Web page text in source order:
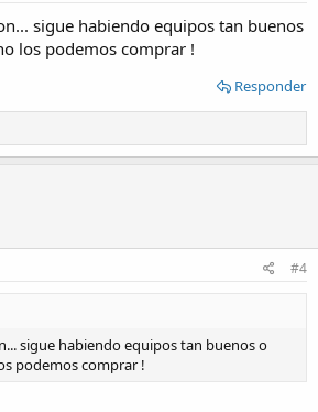
sigue habiendo equipos tan buenos
los podemos comprar !
Responder
#4
sigue habiendo equipos tan buenos o
podemos comprar !